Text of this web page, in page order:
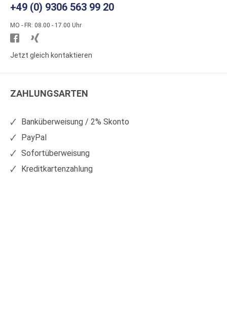
+49 (0) 9306 563 99 20
MO - FR: 08.00 - 17.00 Uhr
Besuchen
Sie
auf
Sie
auf
Jetzt gleich kontaktieren
ZAHLUNGSARTEN
Banküberweisung / 2% Skonto
PayPal
Sofortüberweisung
Kreditkartenzahlung